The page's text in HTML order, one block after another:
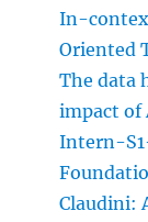
In-
Oriented
The data
impact of
Intern-
Claudini: